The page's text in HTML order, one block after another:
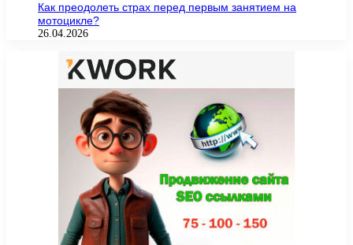
Как преодолеть страх перед первым занятием на
мотоцикле?
26.04.2026